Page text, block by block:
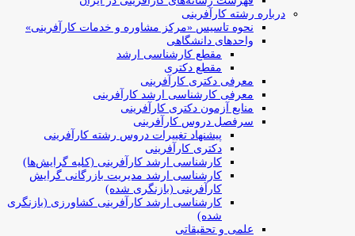
درباره رشته کارآفرینی
نحوه تاسیس «مرکز مشاوره و خدمات کارآفرینی»
واحدهای دانشگاهی
مقطع کارشناسی ارشد
مقطع دکتری
معرفی دکتری کارآفرینی
معرفی کارشناسی ارشد کارآفرینی
منابع آزمون دکتری کارآفرینی
سرفصل دروس کارآفرینی
پیشنهاد تغییرات دروس رشته کارآفرینی
دکتری کارآفرینی
کارشناسی ارشد کارآفرینی (کلیه گرایش‌ها)
کارشناسی ارشد مدیریت بازرگانی گرایش
کارآفرینی (بازنگری شده)
کارشناسی ارشد کارآفرینی کشاورزی (بازنگری
شده)
علمی و تحقیقاتی